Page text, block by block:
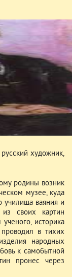
художник,
родины возник
музее, куда
училища ваяния и
своих картин
историка
в тихих
народных
к самобытной
пронес через